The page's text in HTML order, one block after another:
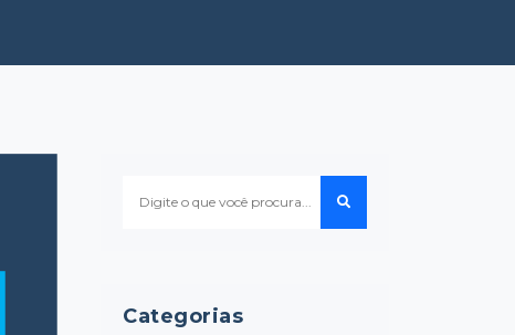
Categorias